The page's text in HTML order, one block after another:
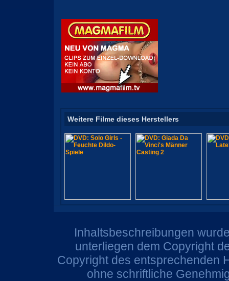
Weitere Filme dieses Herstellers
Inhaltsbeschreibungen
unterliegen dem Copyright
Copyright des entsprechenden
ohne schriftliche